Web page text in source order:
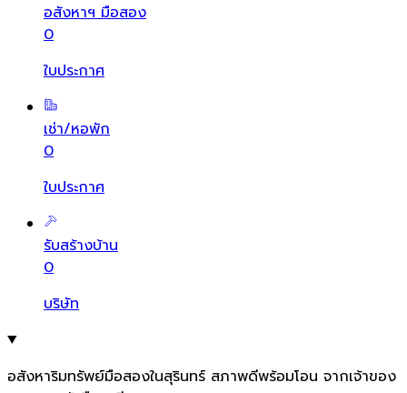
อสังหาฯ มือสอง
0
ใบประกาศ
เช่า/หอพัก
0
ใบประกาศ
รับสร้างบ้าน
0
บริษัท
อสังหาริมทรัพย์มือสองในสุรินทร์ สภาพดีพร้อมโอน จากเจ้าของ